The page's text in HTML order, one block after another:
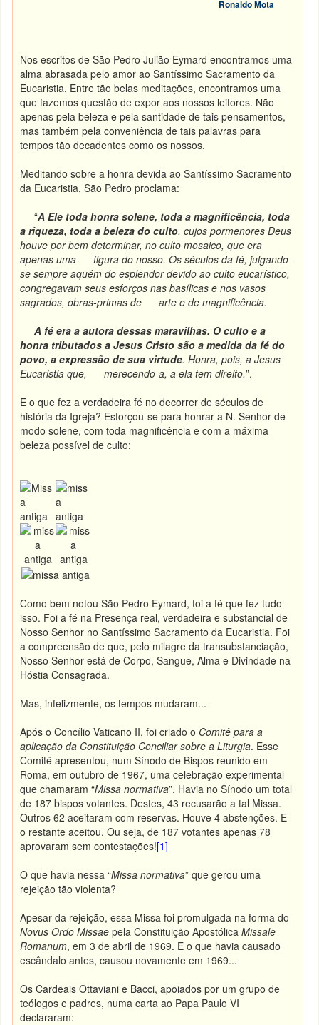
Ronaldo Mota
Nos escritos de São Pedro Julião Eymard encontramos uma
alma abrasada pelo amor ao Santíssimo Sacramento da
Eucaristia. Entre tão belas meditações, encontramos uma
que fazemos questão de expor aos nossos leitores. Não
apenas pela beleza e pela santidade de tais pensamentos,
mas também pela conveniência de tais palavras para
tempos tão decadentes como os nossos.
Meditando sobre a honra devida ao Santíssimo Sacramento
da Eucaristia, São Pedro proclama:
“A Ele toda honra solene, toda a magnificência, toda
a riqueza, toda a beleza do culto, cujos pormenores Deus
houve por bem determinar, no culto mosaico, que era
apenas uma figura do nosso. Os séculos da fé, julgando-
se sempre aquém do esplendor devido ao culto eucarístico,
congregavam seus esforços nas basílicas e nos vasos
sagrados, obras-primas de arte e de magnificência.
A fé era a autora dessas maravilhas. O culto e a
honra tributados a Jesus Cristo são a medida da fé do
povo, a expressão de sua virtude. Honra, pois, a Jesus
Eucaristia que, merecendo-a, a ela tem direito.”.
E o que fez a verdadeira fé no decorrer de séculos de
história da Igreja? Esforçou-se para honrar a N. Senhor de
modo solene, com toda magnificência e com a máxima
beleza possível de culto:
Como bem notou São Pedro Eymard, foi a fé que fez tudo
isso. Foi a fé na Presença real, verdadeira e substancial de
Nosso Senhor no Santíssimo Sacramento da Eucaristia. Foi
a compreensão de que, pelo milagre da transubstanciação,
Nosso Senhor está de Corpo, Sangue, Alma e Divindade na
Hóstia Consagrada.
Mas, infelizmente, os tempos mudaram...
Após o Concílio Vaticano II, foi criado o Comitê para a
aplicação da Constituição Conciliar sobre a Liturgia. Esse
Comitê apresentou, num Sínodo de Bispos reunido em
Roma, em outubro de 1967, uma celebração experimental
que chamaram “Missa normativa”. Havia no Sínodo um total
de 187 bispos votantes. Destes, 43 recusarão a tal Missa.
Outros 62 aceitaram com reservas. Houve 4 abstenções. E
o restante aceitou. Ou seja, de 187 votantes apenas 78
aprovaram sem contestações![1]
O que havia nessa “Missa normativa” que gerou uma
rejeição tão violenta?
Apesar da rejeição, essa Missa foi promulgada na forma do
Novus Ordo Missae pela Constituição ApostólicaMissale
Romanum, em 3 de abril de 1969. E o que havia causado
escândalo antes, causou novamente em 1969...
Os Cardeais Ottaviani e Bacci, apoiados por um grupo de
teólogos e padres, numa carta ao Papa Paulo VI
declararam: